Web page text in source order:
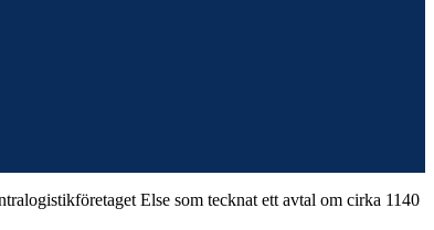
Else som tecknat ett avtal om cirka 1140